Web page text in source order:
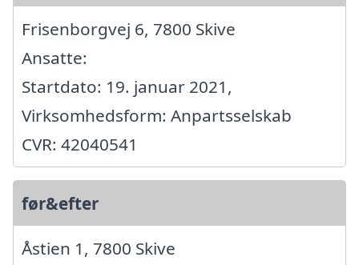
Frisenborgvej 6, 7800 Skive
Ansatte:
Startdato: 19. januar 2021,
Virksomhedsform: Anpartsselskab
CVR: 42040541
før&efter
Åstien 1, 7800 Skive